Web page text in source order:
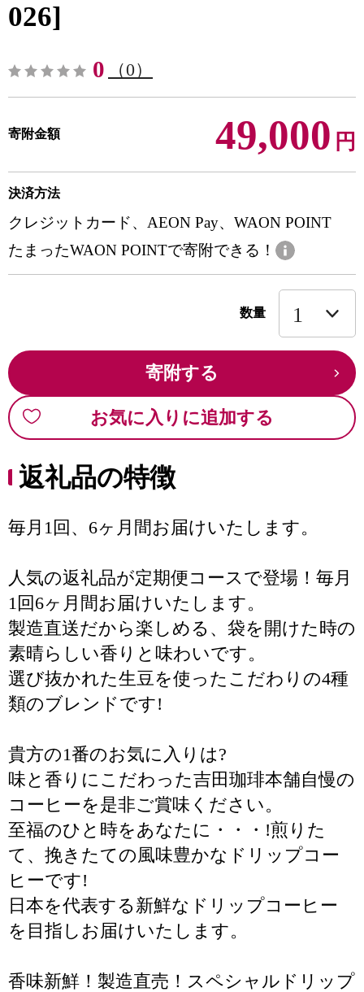
026]
0 （0）
寄附金額 49,000 円
決済方法
クレジットカード、AEON Pay、WAON POINT
たまったWAON POINTで寄附できる！
数量
寄附する
お気に入りに追加する
返礼品の特徴
毎月1回、6ヶ月間お届けいたします。
人気の返礼品が定期便コースで登場！毎月
1回6ヶ月間お届けいたします。
製造直送だから楽しめる、袋を開けた時の
素晴らしい香りと味わいです。
選び抜かれた生豆を使ったこだわりの4種
類のブレンドです!
貴方の1番のお気に入りは?
味と香りにこだわった吉田珈琲本舗自慢の
コーヒーを是非ご賞味ください。
至福のひと時をあなたに・・・!煎りた
て、挽きたての風味豊かなドリップコー
ヒーです!
日本を代表する新鮮なドリップコーヒー
を目指しお届けいたします。
香味新鮮！製造直売！スペシャルドリップ